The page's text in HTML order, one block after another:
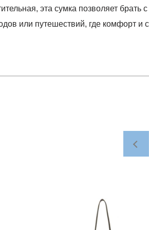
эта сумка позволяет брать
или путешествий, где комфорт и